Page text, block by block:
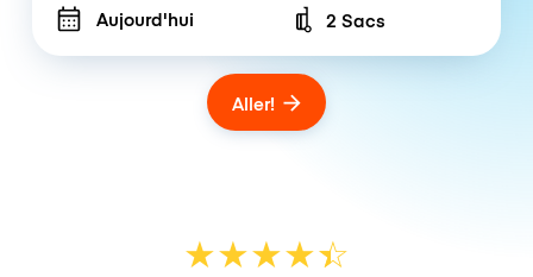
Aujourd'hui Number of bags
2 Sacs
Aller!
★★★★☆
★